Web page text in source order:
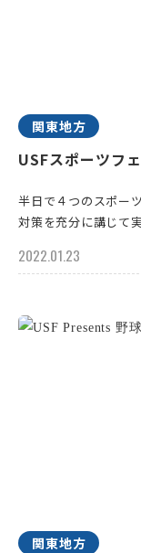
関東地方
USFスポーツフ
半日で４つのスポー
対策を充分に講じて
2022.01.23
関東地方